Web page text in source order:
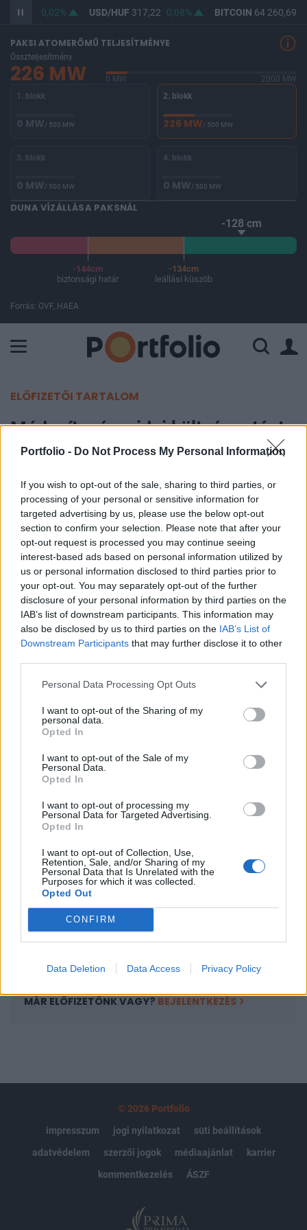
Portfolio - Do Not Process My Personal Information
If you wish to opt-out of the sale, sharing to third parties, or
processing of your personal or sensitive information for
targeted advertising by us, please use the below opt-out
section to confirm your selection. Please note that after your
opt-out request is processed you may continue seeing
interest-based ads based on personal information utilized by
us or personal information disclosed to third parties prior to
your opt-out. You may separately opt-out of the further
disclosure of your personal information by third parties on the
IAB’s list of downstream participants. This information may
also be disclosed by us to third parties on the IAB’s List of
Downstream Participants that may further disclose it to other
Personal Data Processing Opt Outs
I want to opt-out of the Sharing of my
personal data.
Opted In
I want to opt-out of the Sale of my
Personal Data.
Opted In
I want to opt-out of processing my
Personal Data for Targeted Advertising.
Opted In
I want to opt-out of Collection, Use,
Retention, Sale, and/or Sharing of my
Personal Data that Is Unrelated with the
Purposes for which it was collected.
Opted Out
CONFIRM
Data Deletion Data Access Privacy Policy
365,49 0,02% USD/HUF317,22 0,08% BITCOIN64 260,69
PAKSI ATOMERŐMŰ TELJESÍTMÉNYE
Összteljesítmény
226 MW 0 MW
2000 MW
1. blokk
0 MW/ 500 MW
2. blokk
226 MW/ 500 MW
3. blokk
0 MW/ 500 MW
4. blokk
0 MW/ 500 MW
DUNA VÍZÁLLÁSA PAKSNÁL
-128 cm
-144cm
biztonsági határ
-134cm
leállási küszöb
Forrás: OVF, HAEA
ELŐFIZETŐI TARTALOM
Módosítaná az idei költségvetést
a kormány
MTI
2012. június 29. 19:57
Módosítaná az idei költségvetést a kormány: a
parlamentnek pénteken benyújtott előterjesztés -
a hiány változatlanul hagyásával - egyebek mellett
forrást biztosít az európai uniós támogatású
projektek finanszírozásának javítására.
A törvényjavaslathoz véleményt készített a Költségvetési
kedvezőtlenebbül alakulnak a korábbi prognózisoknál. A
eredményszemléletű hiány "túllövésének kockázata". Az
előterjesztés indokolása rögzíti...
KEDVES OLVASÓNK!
A keresett cikk a portfolio.hu hírarchívumához
tartozik, melynek olvasása előfizetéses
Az előfizetés a következőket tartalmazza:
Portfolio.hu teljes cikkarchívum
Kötéslisták: BÉT elmúlt 2 év napon belüli
kötéslistái
MÁR ELŐFIZETŐNK VAGY? BEJELENTKEZÉS
© 2026 Portfolio
impresszum
jogi nyilatkozat
süti beállítások
adatvédelem
szerzői jogok médiaajánlat
karrier
kommentkezelés
ÁSZF